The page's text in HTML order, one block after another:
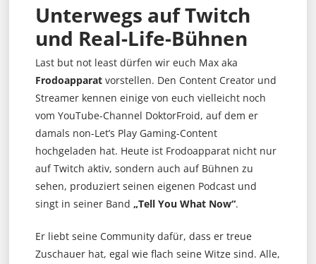
Unterwegs auf Twitch
und Real-Life-Bühnen
Last but not least dürfen wir euch Max aka
Frodoapparatvorstellen. Den Content Creator und
Streamer kennen einige von euch vielleicht noch
vom YouTube-Channel DoktorFroid, auf dem er
damals non-Let’s Play Gaming-Content
hochgeladen hat. Heute ist Frodoapparat nicht nur
auf Twitch aktiv, sondern auch auf Bühnen zu
sehen, produziert seinen eigenen Podcast und
singt in seiner Band „Tell You What Now“.
Er liebt seine Community dafür, dass er treue
Zuschauer hat, egal wie flach seine Witze sind. Alle,